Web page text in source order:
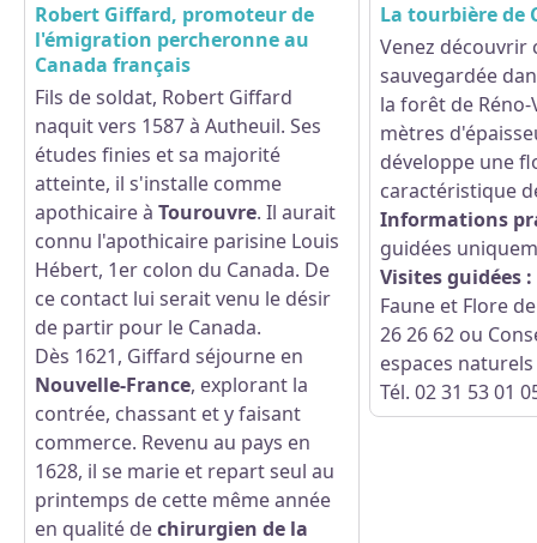
Voir l'image en plein écran
Robert Giffard, promoteur de
l'émigration percheronne au
Canada français
Fils de soldat, Robert Giffard
naquit vers 1587 à Autheuil. Ses
études finies et sa majorité
atteinte, il s'installe comme
apothicaire à Tourouvre. Il aurait
connu l'apothicaire parisine Louis
Hébert, 1er colon du Canada. De
ce contact lui serait venu le désir
de partir pour le Canada.
Dès 1621, Giffard séjourne en
Nouvelle-France, explorant la
contrée, chassant et y faisant
commerce. Revenu au pays en
1628, il se marie et repart seul au
printemps de cette même année
en qualité dechirurgien de la
La tourbière de
Venez
sauvegardée
la forêt de Réno-
mètres
développe une
caractéristique
Informations
guidées
Visites guidées :
Faune et Flore
26 26 62 ou
espaces
Tél. 02 31 53 01